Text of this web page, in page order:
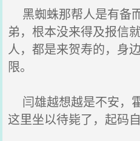
黑蜘蛛那帮人是有备
弟，根本没来得及报信
人，都是来贺寿的，身
限。
闫雄越想越是不安，
这里坐以待毙了，起码